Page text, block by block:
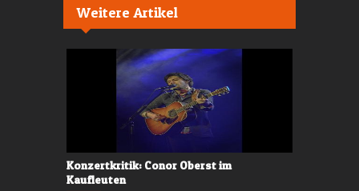
Weitere Artikel
Konzertkritik: Conor Oberst im
Kaufleuten